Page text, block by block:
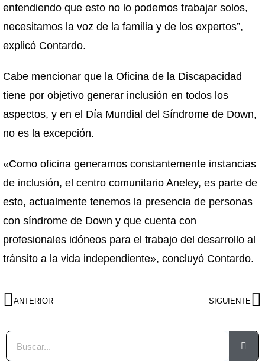
entendiendo que esto no lo podemos trabajar solos,
necesitamos la voz de la familia y de los expertos”,
explicó Contardo.
Cabe mencionar que la Oficina de la Discapacidad
tiene por objetivo generar inclusión en todos los
aspectos, y en el Día Mundial del Síndrome de Down,
no es la excepción.
«Como oficina generamos constantemente instancias
de inclusión, el centro comunitario Aneley, es parte de
esto, actualmente tenemos la presencia de personas
con síndrome de Down y que cuenta con
profesionales idóneos para el trabajo del desarrollo al
tránsito a la vida independiente», concluyó Contardo.
ANTERIOR SIGUIENTE